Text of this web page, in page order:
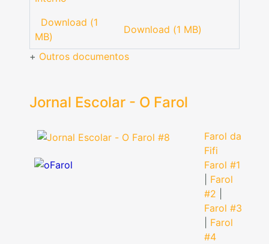
Download (1
MB)
Download (1 MB)
+ Outros documentos
Jornal Escolar - O Farol
Farol da
Fifi
Farol #1
Farol
#2
Farol #3
Farol
#4